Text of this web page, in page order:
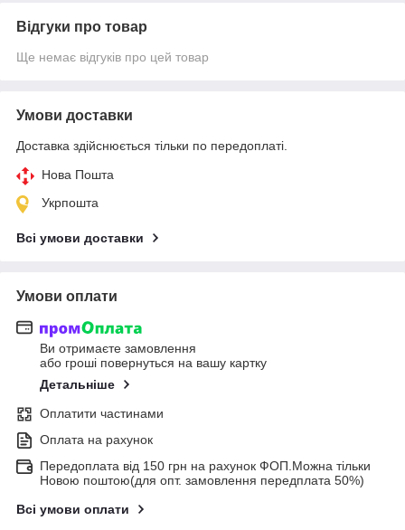
Відгуки про товар
Ще немає відгуків про цей товар
Умови доставки
Доставка здійснюється тільки по передоплаті.
Нова Пошта
Укрпошта
Всі умови доставки
Умови оплати
Ви отримаєте замовлення
або гроші повернуться на вашу картку
Детальніше
Оплатити частинами
Оплата на рахунок
Передоплата від 150 грн на рахунок ФОП.Можна тільки
Новою поштою(для опт. замовлення передплата 50%)
Всі умови оплати